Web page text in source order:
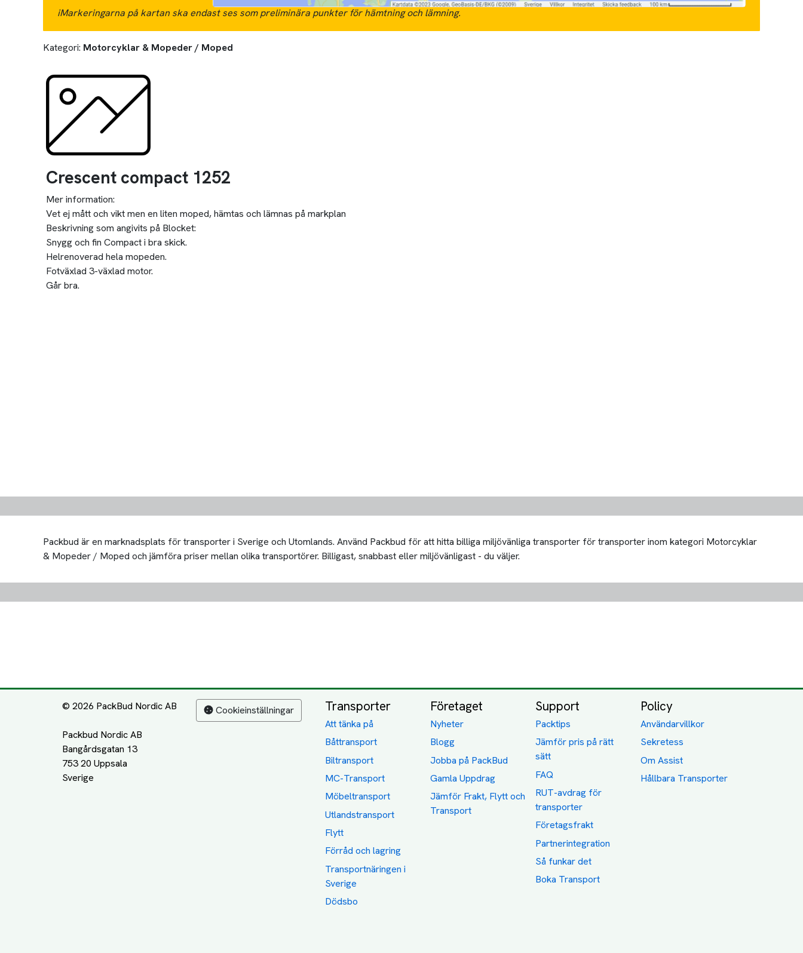
iMarkeringarna på kartan ska endast ses som preliminära punkter för hämtning och lämning.
Kategori: Motorcyklar & Mopeder / Moped
Crescent compact 1252
Mer information:
Vet ej mått och vikt men en liten moped, hämtas och lämnas på markplan
Beskrivning som angivits på Blocket:
Snygg och fin Compact i bra skick.
Helrenoverad hela mopeden.
Fotväxlad 3-växlad motor.
Går bra.
Packbud är en marknadsplats för transporter i Sverige och Utomlands. Använd Packbud för att hitta billiga miljövänliga transporter för transporter inom kategori Motorcyklar
& Mopeder / Moped och jämföra priser mellan olika transportörer. Billigast, snabbast eller miljövänligast - du väljer.
© 2026 PackBud Nordic AB
Packbud Nordic AB
Bangårdsgatan 13
753 20 Uppsala
Cookieinställningar Transporter
Att tänka på
Båttransport
Biltransport
MC-Transport
Möbeltransport
Utlandstransport
Flytt
Förråd och lagring
Transportnäringen i
Sverige
Dödsbo
Företaget
Nyheter
Blogg
Jobba på PackBud
Gamla Uppdrag
Jämför Frakt, Flytt och
Transport
Support
Packtips
Jämför pris på rätt
sätt
FAQ
RUT-avdrag för
transporter
Företagsfrakt
Partnerintegration
Så funkar det
Boka Transport
Policy
Användarvillkor
Sekretess
Om Assist
Hållbara Transporter